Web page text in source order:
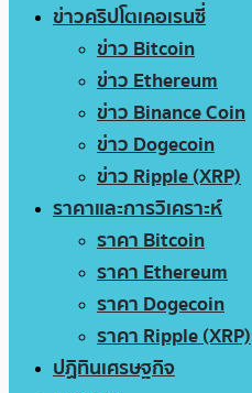
ข่าวคริปโตเคอเรนซี่
ข่าว Bitcoin
ข่าว Ethereum
ข่าว Binance Coin
ข่าว Dogecoin
ข่าว Ripple (XRP)
ราคาและการวิเคราะห์
ราคา Bitcoin
ราคา Ethereum
ราคา Dogecoin
ราคา Ripple (XRP)
ปฏิทินเศรษฐกิจ